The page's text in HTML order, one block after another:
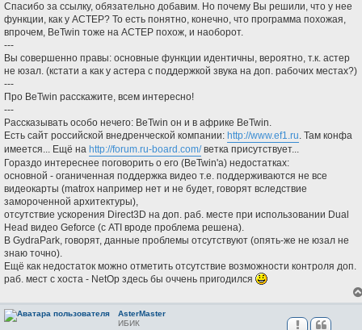
о
щ
е
е
Спасибо за ссылку, обязательно добавим. Но почему Вы решили, что у нее
функции, как у АСТЕР? То есть понятно, конечно, что программа похожая,
впрочем, BeTwin тоже на АСТЕР похож, и наоборот.
---
Вы совершенно правы: основные функции идентичны, вероятно, т.к. астер
не юзал. (кстати а как у астера с поддержкой звука на доп. рабочих местах?)
---
Про BeTwin расскажите, всем интересно!
---
Рассказывать особо нечего: BeTwin он и в африке BeTwin.
Есть сайт российской внедренческой компании: http://www.ef1.ru. Там конфа
имеется... Ещё на http://forum.ru-board.com/ветка присутствует...
Гораздо интереснее поговорить о его (BeTwin'а) недостатках:
основной - оганиченная поддержка видео т.е. поддерживаются не все
видеокарты (matrox например нет и не будет, говорят вследствие
замороченной архитектуры),
отсутствие ускорения Direct3D на доп. раб. месте при использовании Dual
Head видео Geforce (с ATI вроде проблема решена).
В GydraPark, говорят, данные проблемы отсутствуют (опять-же не юзал не
знаю точно).
Ещё как недостаток можно отметить отсутствие возможности контроля доп.
раб. мест с хоста - NetOp здесь бы оччень пригодился
AsterMaster
ИБИК